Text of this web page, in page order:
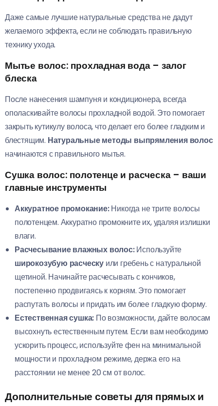
Даже самые лучшие натуральные средства не дадут
желаемого эффекта, если не соблюдать правильную
технику ухода.
Мытье волос: прохладная вода – залог
блеска
После нанесения шампуня и кондиционера, всегда
ополаскивайте волосы прохладной водой. Это помогает
закрыть кутикулу волоса, что делает его более гладким и
блестящим. Натуральные методы выпрямления волос
начинаются с правильного мытья.
Сушка волос: полотенце и расческа – ваши
главные инструменты
Аккуратное промокание:Никогда не трите волосы
полотенцем. Аккуратно промокните их, удаляя излишки
влаги.
Расчесывание влажных волос:Используйте
широкозубую расческу или гребень с натуральной
щетиной. Начинайте расчесывать с кончиков,
постепенно продвигаясь к корням. Это помогает
распутать волосы и придать им более гладкую форму.
Естественная сушка: По возможности, дайте волосам
высохнуть естественным путем. Если вам необходимо
ускорить процесс, используйте фен на минимальной
мощности и прохладном режиме, держа его на
расстоянии не менее 20 см от волос.
Дополнительные советы для прямых и